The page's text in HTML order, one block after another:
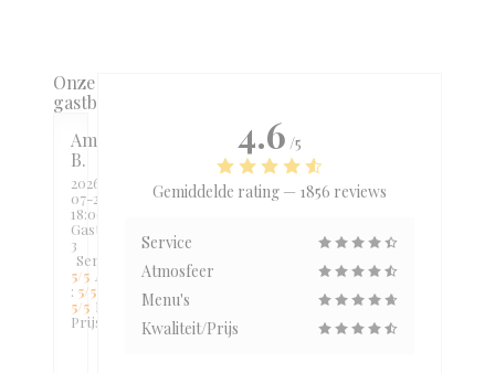
Onze
gastbeoordelingen
Amy
B
2026-
07-24
18:00 -
Gasten
3
Service
5/5 Atmosfeer
: 5/5 Keuken:
5/5 Kwaliteit /
Prijs
4.6 /5
Gemiddelde rating — 1856 reviews
Service
Atmosfeer
Menu's
Kwaliteit/Prijs